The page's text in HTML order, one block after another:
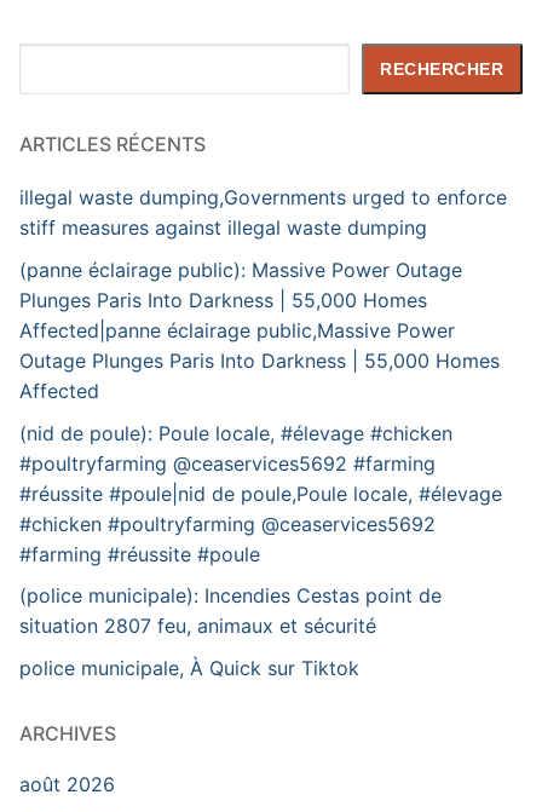
RECHERCHER
ARTICLES RÉCENTS
illegal waste dumping,Governments urged to enforce
stiff measures against illegal waste dumping
(panne éclairage public): Massive Power Outage
Plunges Paris Into Darkness | 55,000 Homes
Affected|panne éclairage public,Massive Power
Outage Plunges Paris Into Darkness | 55,000 Homes
Affected
(nid de poule): Poule locale, #élevage #chicken
#poultryfarming @ceaservices5692 #farming
#réussite #poule|nid de poule,Poule locale, #élevage
#chicken #poultryfarming @ceaservices5692
#farming #réussite #poule
(police municipale): Incendies Cestas point de
situation 2807 feu, animaux et sécurité
police municipale, À Quick sur Tiktok
ARCHIVES
août 2026